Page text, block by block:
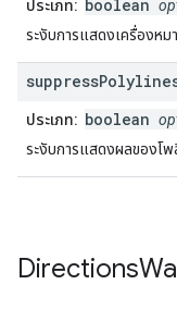
ประเภท: boolean
ระงับการแสดงเครื่องหม
suppress
ประเภท: boolean
ระงับการแสดงผลของโพ
Directions